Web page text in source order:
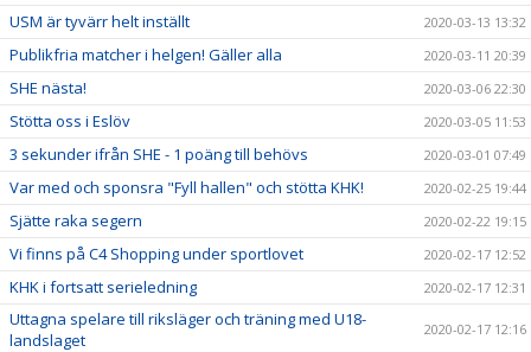
USM är tyvärr helt inställt 2020-03-13 13:32
Publikfria matcher i helgen! Gäller alla 2020-03-11 20:39
SHE nästa! 2020-03-06 22:30
Stötta oss i Eslöv 2020-03-05 11:53
3 sekunder ifrån SHE - 1 poäng till behövs 2020-03-01 07:49
Var med och sponsra "Fyll hallen" och stötta KHK! 2020-02-25 19:44
Sjätte raka segern 2020-02-22 19:15
Vi finns på C4 Shopping under sportlovet 2020-02-17 12:52
KHK i fortsatt serieledning 2020-02-17 12:31
Uttagna spelare till riksläger och träning med U18-
landslaget
2020-02-17 12:16